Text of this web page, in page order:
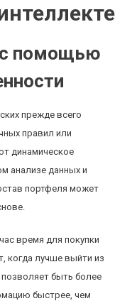
с помощью
прежде всего
правил или
динамическое
анализе данных и
портфеля может
время для покупки
когда лучше выйти из
быть более
быстрее, чем